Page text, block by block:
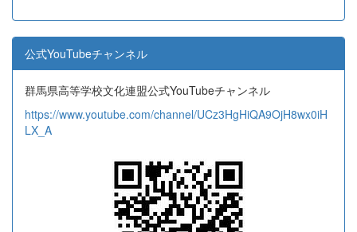
公式YouTubeチャンネル
群馬県高等学校文化連盟公式YouTubeチャンネル
https://www.youtube.com/channel/UCz3HgHiQA9OjH8wx0iH
LX_A